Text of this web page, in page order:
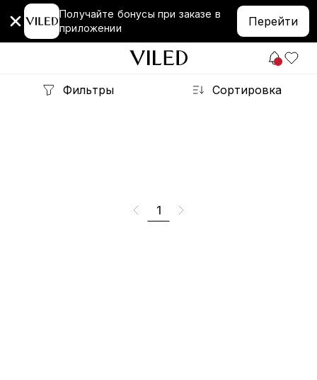
Получайте бонусы при заказе в
приложении
Перейти
Фильтры Сортировка
1